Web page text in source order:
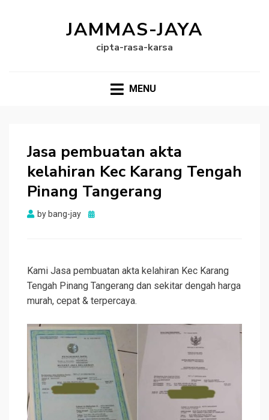
JAMMAS-JAYA
cipta-rasa-karsa
MENU
Jasa pembuatan akta
kelahiran Kec Karang Tengah
Pinang Tangerang
by bang-jay
Posted
Kami Jasa pembuatan akta kelahiran Kec Karang
Tengah Pinang Tangerang dan sekitar dengah harga
murah, cepat & terpercaya.